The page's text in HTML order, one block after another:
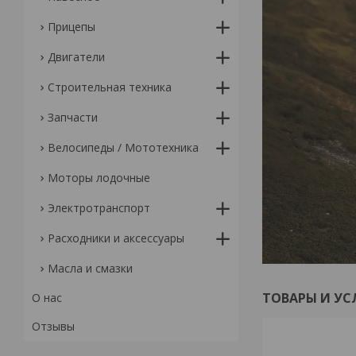
ТОВАРЫ И
Прицепы
Двигатели
Строительная техника
Запчасти
Велосипеды / Мототехника
Моторы лодочные
Электротранспорт
Расходники и аксессуары
Масла и смазки
О нас
Отзывы